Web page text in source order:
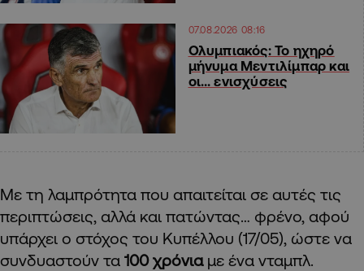
07.08.2026 08:16
Ολυμπιακός: Το ηχηρό
μήνυμα Μεντιλίμπαρ και
οι… ενισχύσεις
Με τη λαμπρότητα που απαιτείται σε αυτές τις
περιπτώσεις, αλλά και πατώντας… φρένο, αφού
υπάρχει ο στόχος του Κυπέλλου (17/05), ώστε να
συνδυαστούν τα 100 χρόνιαμε ένα νταμπλ.